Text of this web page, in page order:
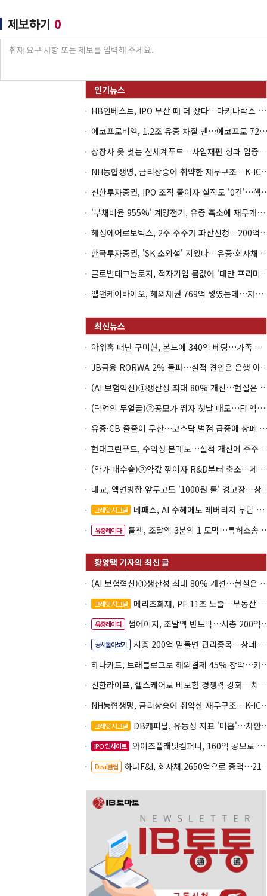
제보하기 0
HB인베스트, IPO 무산 때 더 샀다…마키나락스 투자 2.7배 회수
에코프로비엠, 1.2조 유증 차질 땐…에코프로 7270억 '독박'
상장사 옷 벗는 신세계푸드…사업재편 성과 입증할까
NH농협생명, 금리상승에 취
신한투자증권, IPO 조직 줄
'부채비율 955%' 계양전기, 유증 축소에 재무개선 효과 '뚝'
해성에어로보틱스, 2주 주주가 파산
한국투자증권, 'SK 소외설' 지웠
글로벌테크놀로지, 적자기업 몸값
엘앤케이바이오, 해외채권 769억 쌓였는데…자회사 4곳 자본잠식
아워홈 떠난 구미현, 본느에 340억 베팅…가족 지배체제 구축
JB금융 RORWA 2% 돌파…실
(AI 보험혁신)①생산성 최대 80%
(락업의 두얼굴)②공모가 뛰자 첫날 매도…FI 엑시트 전략 갈렸다
유증·CB 줄줄이 무산…코스닥 벌점 급증에 상폐 압박
현대그린푸드, 수익성 본궤도…실적 개선에 주주환원까지
(약가 대수술)②약값 깎이자 R&D부터 축소…제약업계 비상경영 돌입
대교, 액면병합 앞두고
크레딧 시그널 네패스, AI 수혜에도 레버리지 부담 여전
유증레이다 툴젠, 조달액 3분의 1 토막…특허소송 비용부터 챙긴다
(AI 보험혁신)①생산성 최대 80%
크레딧 시그널 메리츠화재, PF 11조 노출…부동산 사업성 저하 우려
유증레이다 썸에이지, 조달액 반토막…시총 200억 못 넘으면 철회
공시톺아보기
시총 200억 밑돌면 관리종목…상폐 피하려면
하나카드, 트래블로그로 해
신한라이프, 헬스케어로 비보험 경쟁력 강화…치매·간병 공략
NH농협생명, 금리상승에 취
크레딧 시그널 DB캐피탈, 유동성 지표 '미흡'…차환 부담 커진다
IPO 인사이트 와이즈플래닛컴퍼니, 160억 공모로 글로벌 확장
Deal클립 하나F&I, 회사채 2650억으로 증액…2150억은 차환